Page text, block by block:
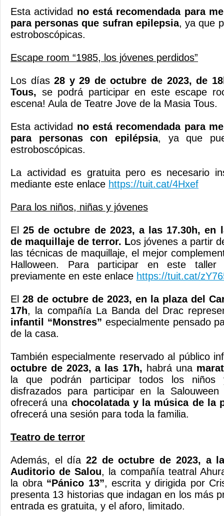
Esta actividad no está recomendada para
para personas que sufran epilepsia, ya que
estroboscópicas.
Escape room “1985, los jóvenes perdidos”
Los días28 y 29 de octubre de 2023, de
Tous, se podrá participar en este escape
escena! Aula de Teatre Jove de la Masia Tous.
Esta actividad no está recomendada para
para personas con epilépsia, ya que
estroboscópicas.
La actividad es gratuita pero es necesario
mediante este enlace https://tuit.cat/4Hxef
Para los niños, niñas y jóvenes
El25 de octubre de 2023, a las 17.30h, en
de maquillaje de terror. Los jóvenes a partir
las técnicas de maquillaje, el mejor
Halloween. Para participar en este taller
previamente en este enlace https://tuit.cat/
El 28 de octubre de 2023, en la plaza del
17h, la compañía La Banda del Drac
infantil “Monstres” especialmente pensado
de la casa.
También especialmente reservado al público
octubre de 2023, a las 17h, habrá una
la que podrán participar todos los niños
disfrazados para participar en la Salouween
ofrecerá una chocolatada y la música de la
ofrecerá una sesión para toda la familia.
Teatro de terror
Además, el día 22 de octubre de 2023, a
Auditorio de Salou, la compañía teatral
la obra “Pánico 13”, escrita y dirigida por
presenta 13 historias que indagan en los más
entrada es gratuita, y el aforo, limitado.